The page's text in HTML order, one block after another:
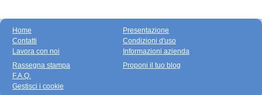
Home
Contatti
Lavora con noi
Presentazione
Condizioni d'uso
Informazioni azienda
Rassegna stampa
F.A.Q.
Gestisci i cookie
Proponi il tuo blog